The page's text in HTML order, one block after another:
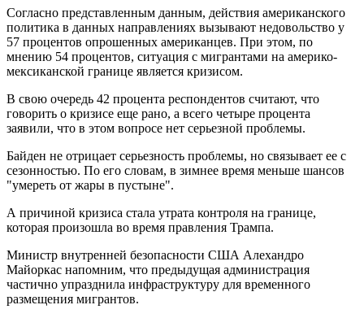
Согласно представленным данным, действия американского
политика в данных направлениях вызывают недовольство у
57 процентов опрошенных американцев. При этом, по
мнению 54 процентов, ситуация с мигрантами на америко-
мексиканской границе является кризисом.
В свою очередь 42 процента респондентов считают, что
говорить о кризисе еще рано, а всего четыре процента
заявили, что в этом вопросе нет серьезной проблемы.
Байден не отрицает серьезность проблемы, но связывает ее с
сезонностью. По его словам, в зимнее время меньше шансов
"умереть от жары в пустыне".
А причиной кризиса стала утрата контроля на границе,
которая произошла во время правления Трампа.
Министр внутренней безопасности США Алехандро
Майоркас напомним, что предыдущая администрация
частично упразднила инфраструктуру для временного
размещения мигрантов.